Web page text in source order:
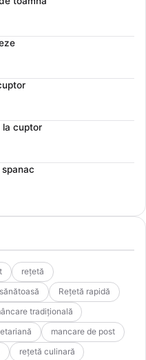
la cuptor
rețetă
Rețetă rapidă
tradițională
mancare de post
rețetă culinară